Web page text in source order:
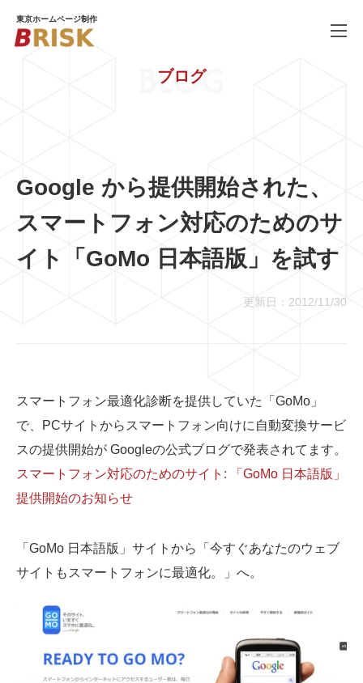
東京ホームページ制作
COMPANY
BLOG ブログ
03-6659-5220
ブログ
BLOG
Google から提供開始された、
スマートフォン対応のためのサ
イト「GoMo 日本語版」を試す
更新日：2012/11/30
スマートフォン最適化診断を提供していた「GoMo」
で、PCサイトからスマートフォン向けに自動変換サービ
スの提供開始が Googleの公式ブログで発表されてます。
スマートフォン対応のためのサイト: 「GoMo 日本語版」
提供開始のお知らせ
「GoMo 日本語版」サイトから「今すぐあなたのウェブ
サイトもスマートフォンに最適化。」へ。